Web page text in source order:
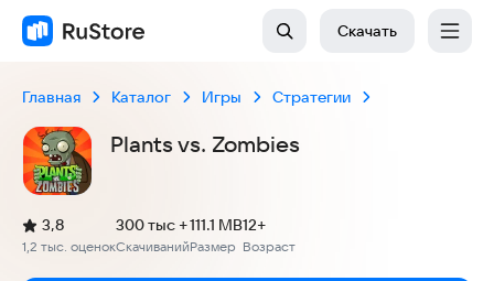
Скачать
Главная Каталог Игры Стратегии
Plants vs. Zombies
Рейтинг:
3,8
(
1,2 тыс. оценок
)
Скачиваний
300 тыс +
Размер
111.1 MB
Возраст
12+